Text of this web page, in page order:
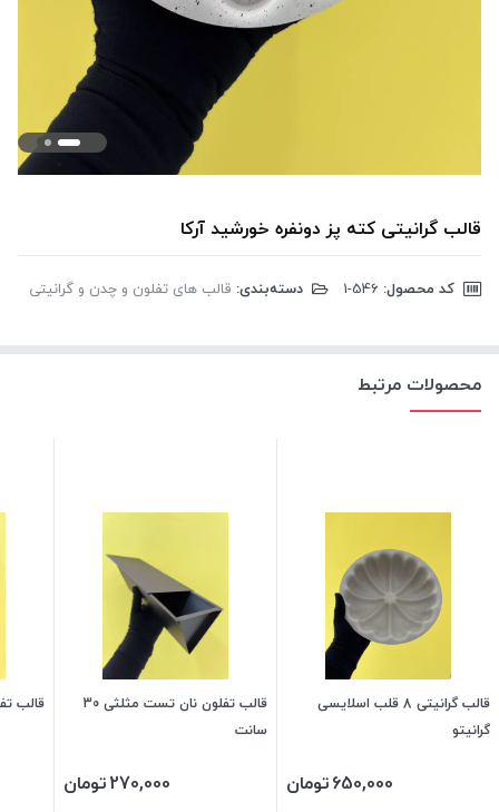
قالب گرانیتی کته پز دونفره خورشید آرکا
کد محصول: دسته‌بندی: قالب های تفلون و چدن و گرانیتی
محصولات مرتبط
قالب گرانیتی 8 قلب اسلایسی
گرانیتو
650,000تومان
قالب تفلون نان تست مثلثی 30
سانت
270,000تومان
قالب